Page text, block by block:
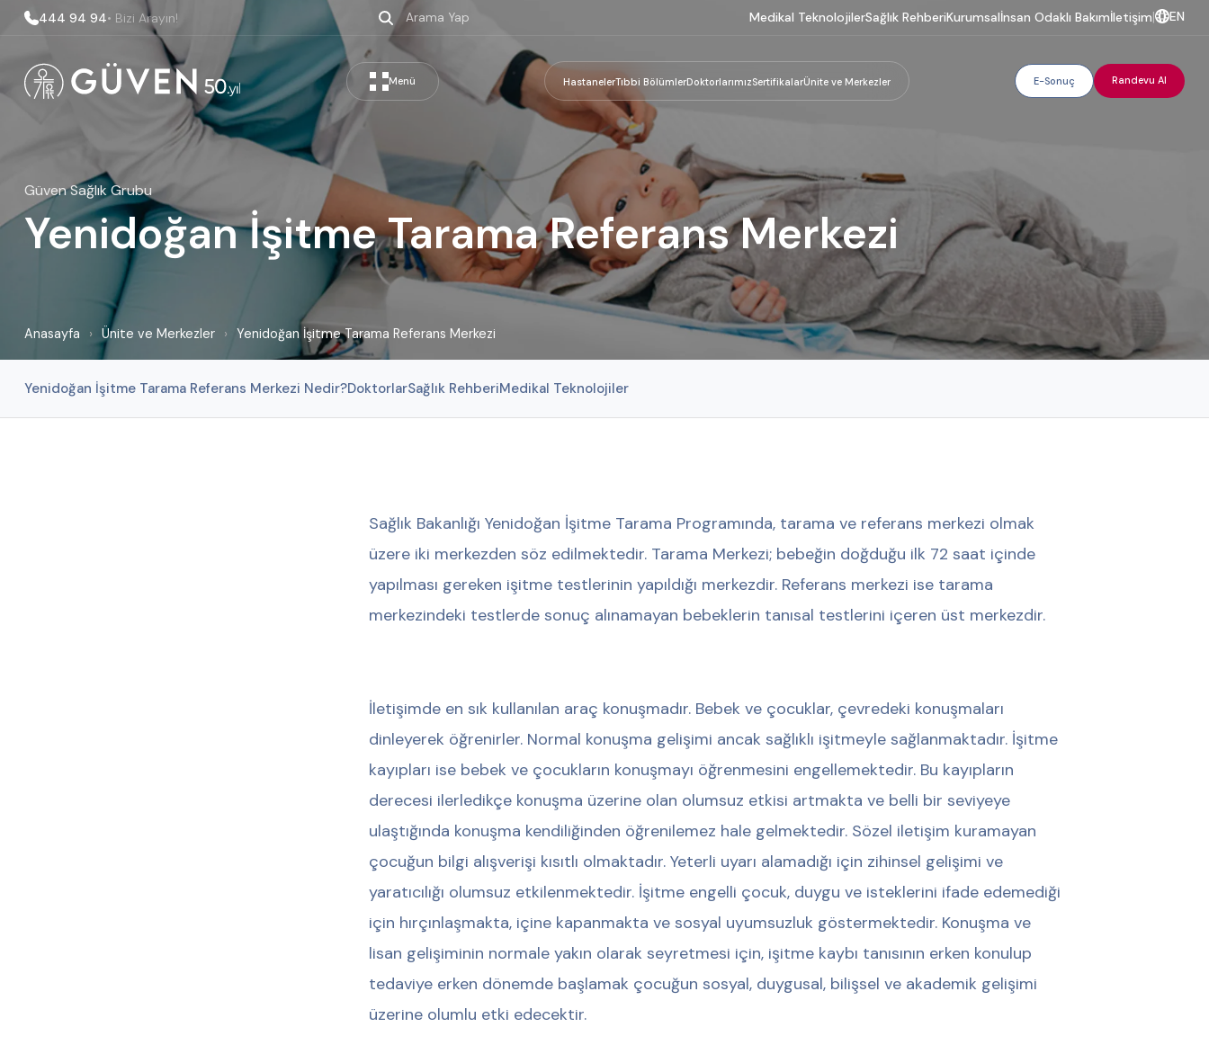
444 94 94• Bizi Arayın! Medikal TeknolojilerSağlık RehberiKurumsalİnsan Odaklı Bakımİletişim| EN
Menü HastanelerTıbbi BölümlerDoktorlarımızSertifikalarÜnite ve Merkezler E-Sonuç Randevu Al
Güven Sağlık Grubu
Yenidoğan İşitme Tarama Referans Merkezi
Anasayfa › Ünite ve Merkezler › Yenidoğan İşitme Tarama Referans Merkezi
Yenidoğan İşitme Tarama Referans Merkezi Nedir?DoktorlarSağlık RehberiMedikal Teknolojiler
Sağlık Bakanlığı Yenidoğan İşitme Tarama Programında, tarama ve referans merkezi olmak
üzere iki merkezden söz edilmektedir. Tarama Merkezi; bebeğin doğduğu ilk 72 saat içinde
yapılması gereken işitme testlerinin yapıldığı merkezdir. Referans merkezi ise tarama
merkezindeki testlerde sonuç alınamayan bebeklerin tanısal testlerini içeren üst merkezdir.
İletişimde en sık kullanılan araç konuşmadır. Bebek ve çocuklar, çevredeki konuşmaları
dinleyerek öğrenirler. Normal konuşma gelişimi ancak sağlıklı işitmeyle sağlanmaktadır. İşitme
kayıpları ise bebek ve çocukların konuşmayı öğrenmesini engellemektedir. Bu kayıpların
derecesi ilerledikçe konuşma üzerine olan olumsuz etkisi artmakta ve belli bir seviyeye
ulaştığında konuşma kendiliğinden öğrenilemez hale gelmektedir. Sözel iletişim kuramayan
çocuğun bilgi alışverişi kısıtlı olmaktadır. Yeterli uyarı alamadığı için zihinsel gelişimi ve
yaratıcılığı olumsuz etkilenmektedir. İşitme engelli çocuk, duygu ve isteklerini ifade edemediği
için hırçınlaşmakta, içine kapanmakta ve sosyal uyumsuzluk göstermektedir. Konuşma ve
lisan gelişiminin normale yakın olarak seyretmesi için, işitme kaybı tanısının erken konulup
tedaviye erken dönemde başlamak çocuğun sosyal, duygusal, bilişsel ve akademik gelişimi
üzerine olumlu etki edecektir.